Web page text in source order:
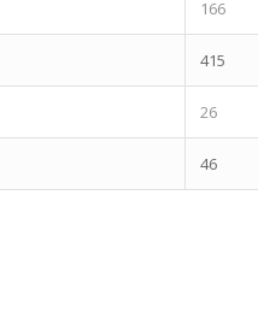
166
415
26
46